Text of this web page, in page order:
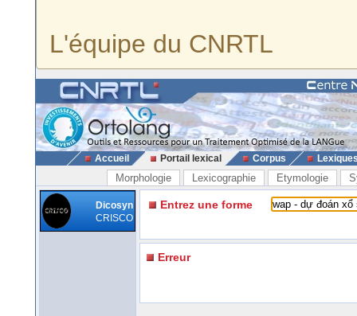
L'équipe du CNRTL
Accueil Portail lexical Corpus
Morphologie Lexicographie Etymologie
Dicosyn
CRISCO
Entrez une forme
Erreur